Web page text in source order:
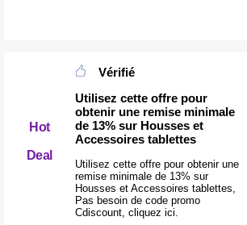
Hot
Deal
Vérifié
Utilisez cette offre pour
obtenir une remise minimale
de 13% sur Housses et
Accessoires tablettes
Utilisez cette offre pour obtenir une
remise minimale de 13% sur
Housses et Accessoires tablettes,
Pas besoin de code promo
Cdiscount, cliquez ici.